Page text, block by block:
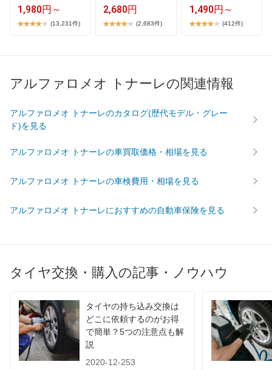
1,980円～
(13,231件)
2,680円
(2,683件)
1,490円～
(412件)
アルファロメオ トナーレの関連情報
アルファロメオ トナーレのカタログ(歴代モデル・グレー
ド)を見る
アルファロメオ トナーレの車買取価格・相場を見る
アルファロメオ トナーレの車検費用・相場を見る
アルファロメオ トナーレにおすすめの自動車保険を見る
タイヤ交換・購入の記事・ノウハウ
タイヤの持ち込み交換は
どこに依頼するのがお得
で簡単？5つの注意点も解
説
2020-12-253